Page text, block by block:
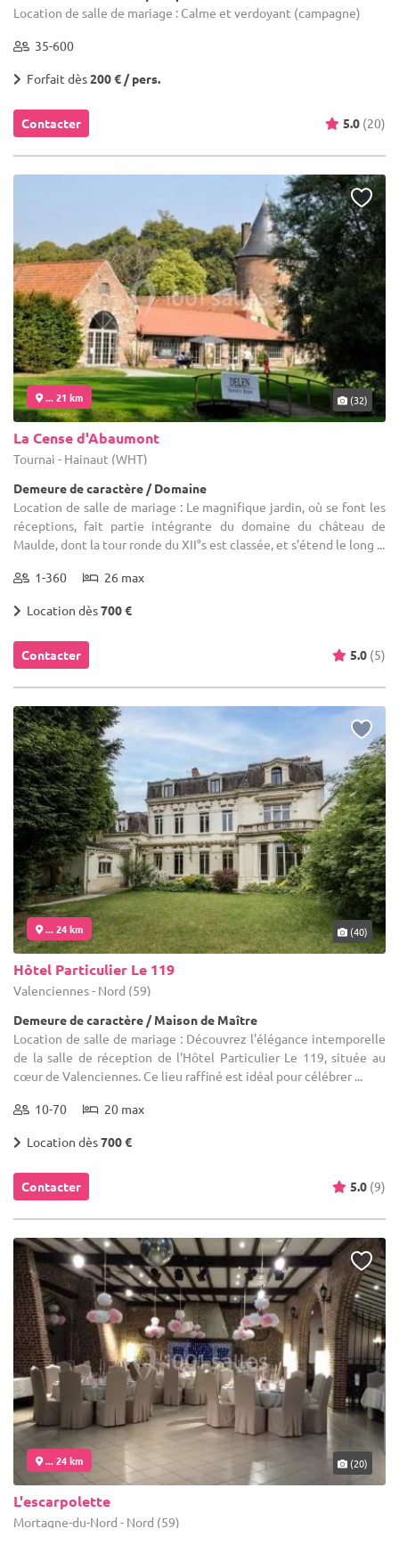
Location de salle de mariage : Calme et verdoyant (campagne)
35-600
Forfait dès200 € / pers.
Contacter 5.0 (20)
... 21 km (32)
La Cense d'Abaumont
Tournai - Hainaut (WHT)
Demeure de caractère / Domaine
Location de salle de mariage : Le magnifique jardin, où se font les
réceptions, fait partie intégrante du domaine du château de
Maulde, dont la tour ronde du XII°s est classée, et s’étend le long ...
1-360 26 max
Location dès700 €
Contacter 5.0 (5)
... 24 km (40)
Hôtel Particulier Le 119
Valenciennes - Nord (59)
Demeure de caractère / Maison de Maître
Location de salle de mariage : Découvrez l'élégance intemporelle
de la salle de réception de l'Hôtel Particulier Le 119, située au
cœur de Valenciennes. Ce lieu raffiné est idéal pour célébrer ...
10-70 20 max
Location dès700 €
Contacter 5.0 (9)
... 24 km (20)
L'escarpolette
Mortagne-du-Nord - Nord (59)